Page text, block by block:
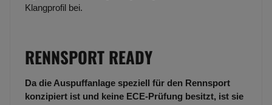
Klangprofil bei.
RENNSPORT READY
Da die Auspuffanlage speziell für den Rennsport
konzipiert ist und keine ECE-Prüfung besitzt, ist sie